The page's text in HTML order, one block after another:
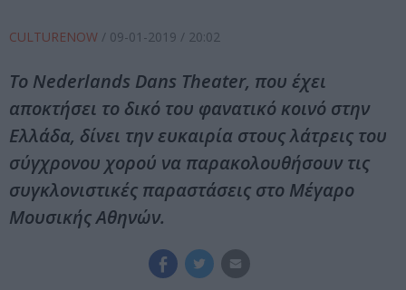
CULTURENOW / 09-01-2019 / 20:02
Το Nederlands Dans Theater, που έχει
αποκτήσει το δικό του φανατικό κοινό στην
Ελλάδα, δίνει την ευκαιρία στους λάτρεις του
σύγχρονου χορού να παρακολουθήσουν τις
συγκλονιστικές παραστάσεις στο Μέγαρο
Μουσικής Αθηνών.